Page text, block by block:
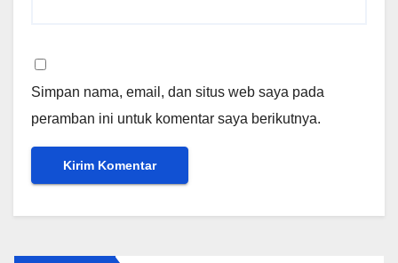
Simpan nama, email, dan situs web saya pada
peramban ini untuk komentar saya berikutnya.